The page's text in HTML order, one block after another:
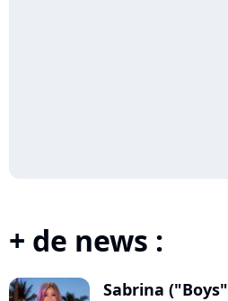
+ de news :
Sabrina